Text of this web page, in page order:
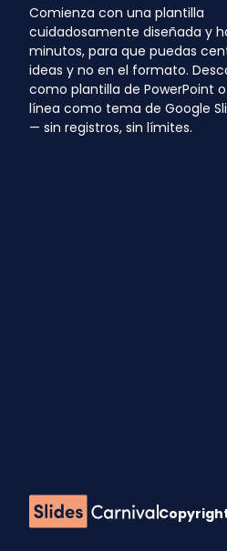
Comienza con una plantilla
cuidadosamente diseñada y
minutos, para que puedas
ideas y no en el formato.
como plantilla de PowerPoint
línea como tema de Google
— sin registros, sin límites.